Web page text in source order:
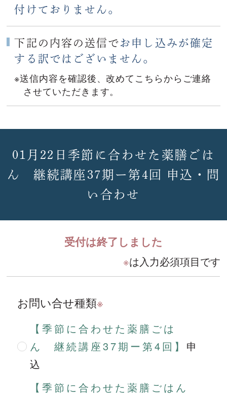
付けておりません。
下記の内容の送信でお申し込みが確定
する訳ではございません。
※送信内容を確認後、改めてこちらからご連絡
させていただきます。
01月22日季節に合わせた薬膳ごは
ん 継続講座37期ー第4回 申込・問
い合わせ
受付は終了しました
※は入力必須項目です
お問い合せ種類※
【季節に合わせた薬膳ごは
ん 継続講座37期ー第4回】 申
込
【季節に合わせた薬膳ごはん